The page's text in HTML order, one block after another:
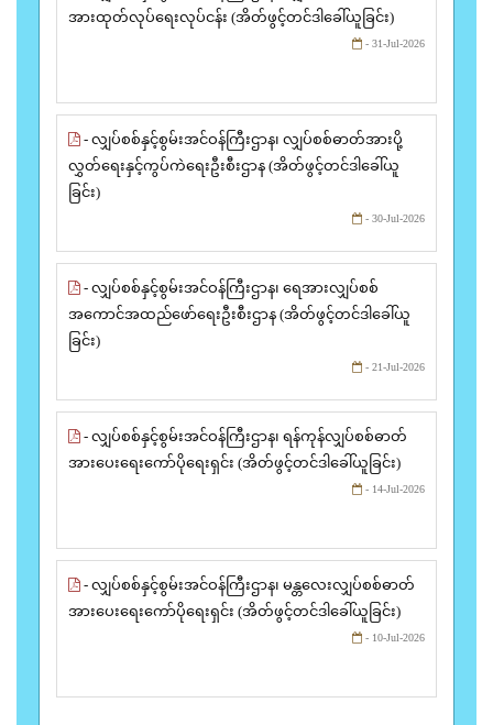
အားထုတ်လုပ်ရေးလုပ်ငန်း (အိတ်ဖွင့်တင်ဒါခေါ်ယူခြင်း)
- 31-Jul-2026
- လျှပ်စစ်နှင့်စွမ်းအင်ဝန်ကြီးဌာန၊ လျှပ်စစ်ဓာတ်အားပို့
လွှတ်ရေးနှင့်ကွပ်ကဲရေးဦးစီးဌာန (အိတ်ဖွင့်တင်ဒါခေါ်ယူ
ခြင်း)
- 30-Jul-2026
- လျှပ်စစ်နှင့်စွမ်းအင်ဝန်ကြီးဌာန၊ ရေအားလျှပ်စစ်
အကောင်အထည်ဖော်ရေးဦးစီးဌာန (အိတ်ဖွင့်တင်ဒါခေါ်ယူ
ခြင်း)
- 21-Jul-2026
- လျှပ်စစ်နှင့်စွမ်းအင်ဝန်ကြီးဌာန၊ ရန်ကုန်လျှပ်စစ်ဓာတ်
အားပေးရေးကော်ပိုရေးရှင်း (အိတ်ဖွင့်တင်ဒါခေါ်ယူခြင်း)
- 14-Jul-2026
- လျှပ်စစ်နှင့်စွမ်းအင်ဝန်ကြီးဌာန၊ မန္တလေးလျှပ်စစ်ဓာတ်
အားပေးရေးကော်ပိုရေးရှင်း (အိတ်ဖွင့်တင်ဒါခေါ်ယူခြင်း)
- 10-Jul-2026